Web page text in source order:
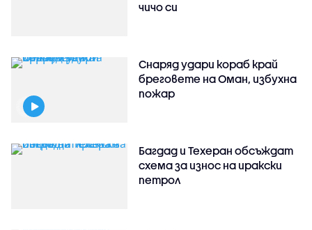
чичо си
Снаряд удари кораб край
бреговете на Оман, избухна
пожар
Багдад и Техеран обсъждат
схема за износ на иракски
петрол